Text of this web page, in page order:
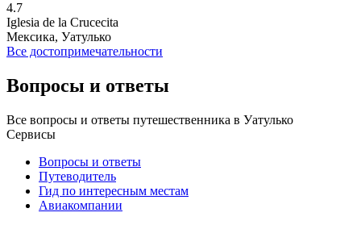
4.7
Iglesia de la Crucecita
Мексика, Уатулько
Все достопримечательности
Вопросы и ответы
Все вопросы и ответы путешественника в Уатулько
Сервисы
Вопросы и ответы
Путеводитель
Гид по интересным местам
Авиакомпании